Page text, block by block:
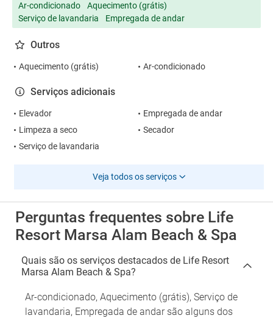
Ar-condicionado
Aquecimento (grátis)
Serviço de lavandaria
Empregada de andar
Outros
Aquecimento (grátis) Ar-condicionado
Serviços adicionais
Elevador
Empregada de andar
Limpeza a seco
Secador
Serviço de lavandaria
Veja todos os serviços
Perguntas frequentes sobre Life
Resort Marsa Alam Beach & Spa
Quais são os serviços destacados de Life Resort
Marsa Alam Beach & Spa?
Ar-condicionado, Aquecimento (grátis), Serviço de
lavandaria, Empregada de andar são alguns dos